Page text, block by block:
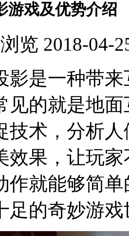
游戏及优势介绍
浏览 2018-04-
影是一种带
见的就是地
技术，分析
效果，让玩
作就能够简
足的奇妙游戏